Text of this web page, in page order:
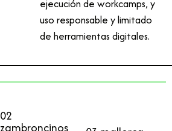
ejecución de workcamps, y
uso responsable y limitado
de herramientas digitales.
02